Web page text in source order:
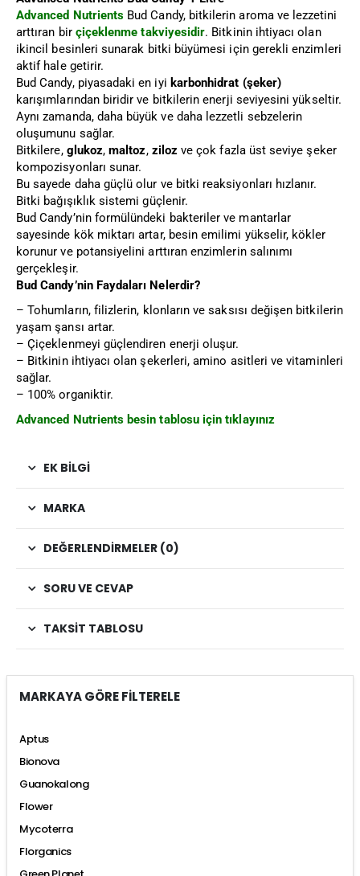
Advanced Nutrients Bud Candy, bitkilerin aroma ve lezzetini
arttıran bir çiçeklenme takviyesidir. Bitkinin ihtiyacı olan
ikincil besinleri sunarak bitki büyümesi için gerekli enzimleri
aktif hale getirir.
Bud Candy, piyasadaki en iyi karbonhidrat (şeker)
karışımlarından biridir ve bitkilerin enerji seviyesini yükseltir.
Aynı zamanda, daha büyük ve daha lezzetli sebzelerin
oluşumunu sağlar.
Bitkilere, glukoz,maltoz, zilozve çok fazla üst seviye şeker
kompozisyonları sunar.
Bu sayede daha güçlü olur ve bitki reaksiyonları hızlanır.
Bitki bağışıklık sistemi güçlenir.
Bud Candy’nin formülündeki bakteriler ve mantarlar
sayesinde kök miktarı artar, besin emilimi yükselir, kökler
korunur ve potansiyelini arttıran enzimlerin salınımı
gerçekleşir.
Bud Candy’nin Faydaları Nelerdir?
– Tohumların, filizlerin, klonların ve saksısı değişen bitkilerin
yaşam şansı artar.
– Çiçeklenmeyi güçlendiren enerji oluşur.
– Bitkinin ihtiyacı olan şekerleri, amino asitleri ve vitaminleri
sağlar.
– 100% organiktir.
Advanced Nutrients besin tablosu için tıklayınız
EK BILGI
MARKA
DEĞERLENDIRMELER (0)
SORU VE CEVAP
TAKSIT TABLOSU
MARKAYA GÖRE FİLTERELE
Aptus
Bionova
Guanokalong
Flower
Mycoterra
Florganics